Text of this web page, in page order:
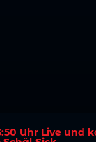
Uhr Live und